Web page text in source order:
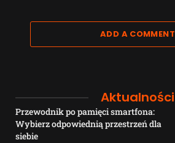
ADD A COMMENT
Aktualności
Przewodnik po pamięci smartfona:
Wybierz odpowiednią przestrzeń dla
siebie